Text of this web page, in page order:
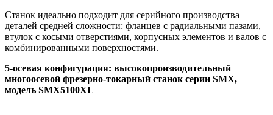
Станок идеально подходит для серийного производства
деталей средней сложности: фланцев с радиальными пазами,
втулок с косыми отверстиями, корпусных элементов и валов с
комбинированными поверхностями.
5‑осевая конфигурация: высокопроизводительный
многоосевой фрезерно‑токарный станок серии SMX,
модель SMX5100XL